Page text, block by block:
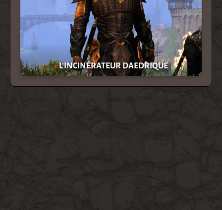
L'INCINÉRATEUR DAEDRIQUE